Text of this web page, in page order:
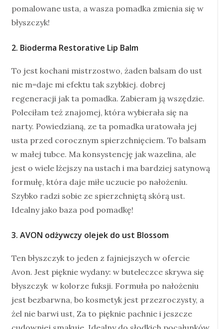
pomalowane usta, a wasza pomadka zmienia się w
błyszczyk!
2. Bioderma Restorative Lip Balm
To jest kochani mistrzostwo, żaden balsam do ust
nie m=daje mi efektu tak szybkiej. dobrej
regeneracji jak ta pomadka. Zabieram ją wszędzie.
Poleciłam też znajomej, która wybierała się na
narty. Powiedzianą, ze ta pomadka uratowała jej
usta przed corocznym spierzchnięciem. To balsam
w małej tubce. Ma konsystencję jak wazelina, ale
jest o wiele lżejszy na ustach i ma bardziej satynową
formułę, która daje miłe uczucie po nałożeniu.
Szybko radzi sobie ze spierzchniętą skórą ust.
Idealny jako baza pod pomadkę!
3. AVON odżywczy olejek do ust Blossom
Ten błyszczyk to jeden z fajniejszych w ofercie
Avon. Jest pięknie wydany: w buteleczce skrywa się
błyszczyk w kolorze fuksji. Formuła po nałożeniu
jest bezbarwna, bo kosmetyk jest przezroczysty, a
żel nie barwi ust, Za to pięknie pachnie i jeszcze